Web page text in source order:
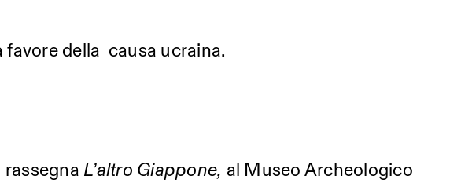
favore della causa ucraina.
L’altro Giappone, al Museo Archeologico